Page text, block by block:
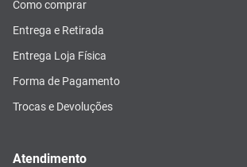
Como comprar
Entrega e Retirada
Entrega Loja Física
Forma de Pagamento
Trocas e Devoluções
Atendimento